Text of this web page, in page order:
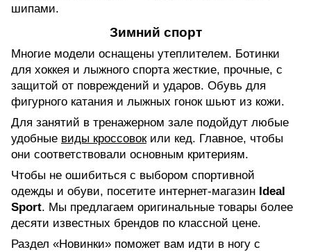
шипами.
Зимний спорт
Многие модели оснащены утеплителем. Ботинки
для хоккея и лыжного спорта жесткие, прочные, с
защитой от повреждений и ударов. Обувь для
фигурного катания и лыжных гонок шьют из кожи.
Для занятий в тренажерном зале подойдут любые
удобные виды кроссовокили кед. Главное, чтобы
они соответствовали основным критериям.
Чтобы не ошибиться с выбором спортивной
одежды и обуви, посетите интернет-магазин Ideal
Sport. Мы предлагаем оригинальные товары более
десяти известных брендов по классной цене.
Раздел «Новинки» поможет вам идти в ногу с